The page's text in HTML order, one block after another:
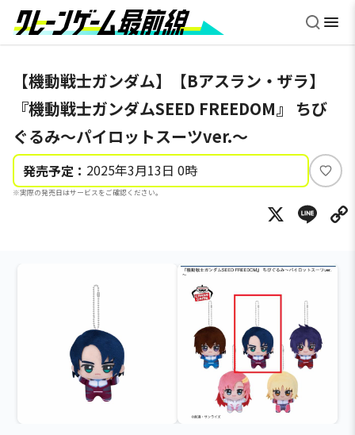
【機動戦士ガンダム】【Bアスラン・ザラ】
『機動戦士ガンダムSEED FREEDOM』 ちび
ぐるみ～パイロットスーツver.～
発売予定： 2025年3月13日 0時
※実際の発売日はサービスをご確認ください。
い
ね
X